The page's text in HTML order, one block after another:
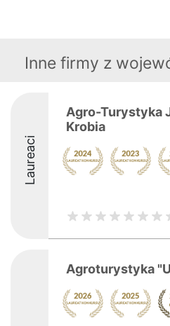
Inne firmy z
Laureaci
Agro-Turystyka
Krobia
Agroturystyka